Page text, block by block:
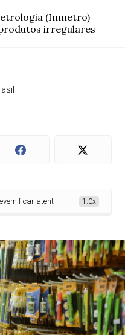
(Inmetro)
irregulares
ficar atentos à qualidade do
1.0x